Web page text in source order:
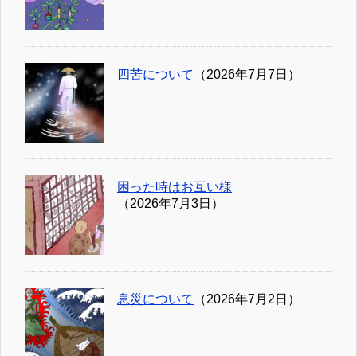
四苦について （2026年7月7日）
困った時はお互い様
（2026年7月3日）
息災について （2026年7月2日）